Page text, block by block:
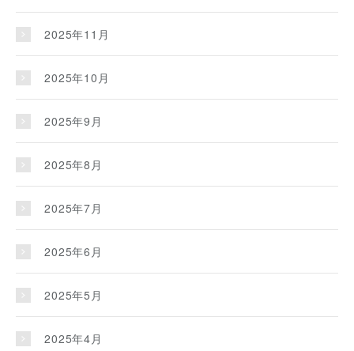
2025年11月
2025年10月
2025年9月
2025年8月
2025年7月
2025年6月
2025年5月
2025年4月